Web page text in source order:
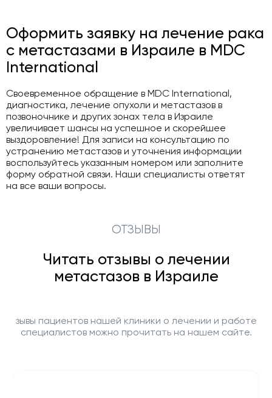
Оформить заявку на лечение рака
с метастазами в Израиле в MDC
International
Своевременное обращение в MDC International,
диагностика, лечение опухоли и метастазов в
позвоночнике и других зонах тела в Израиле
увеличивает шансы на успешное и скорейшее
выздоровление! Для записи на консультацию по
устранению метастазов и уточнения информации
воспользуйтесь указанным номером или заполните
форму обратной связи. Наши специалисты ответят
на все ваши вопросы.
ОТЗЫВЫ
Читать отзывы о лечении
метастазов в Израиле
зывы пациентов нашей клиники о лечении и работе
специалистов можно прочитать на нашем сайте.